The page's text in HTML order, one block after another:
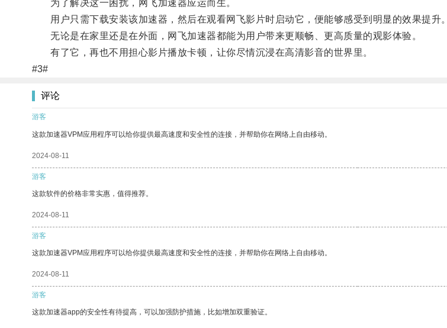
为了解决这一困扰，网飞加速器应运而生。
用户只需下载安装该加速器，然后在观看网飞影片时启动它，便能够感受到明显的效果提升。
无论是在家里还是在外面，网飞加速器都能为用户带来更顺畅、更高质量的观影体验。
有了它，再也不用担心影片播放卡顿，让你尽情沉浸在高清影音的世界里。
#3#
评论
游客
这款加速器VPM应用程序可以给你提供最高速度和安全性的连接，并帮助你在网络上自由移动。
2024-08-11
游客
这款软件的价格非常实惠，值得推荐。
2024-08-11
游客
这款加速器VPM应用程序可以给你提供最高速度和安全性的连接，并帮助你在网络上自由移动。
2024-08-11
游客
这款加速器app的安全性有待提高，可以加强防护措施，比如增加双重验证。